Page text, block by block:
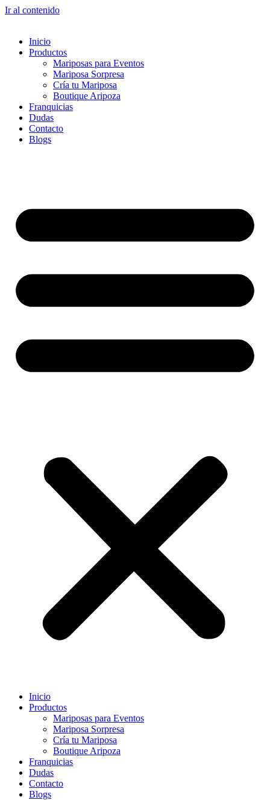
Ir al contenido
Inicio
Productos
Mariposas para Eventos
Mariposa Sorpresa
Cría tu Mariposa
Boutique Aripoza
Franquicias
Dudas
Contacto
Blogs
Inicio
Productos
Mariposas para Eventos
Mariposa Sorpresa
Cría tu Mariposa
Boutique Aripoza
Franquicias
Dudas
Contacto
Blogs